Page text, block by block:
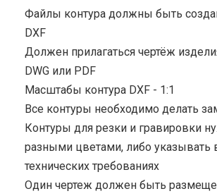
Файлы контура должны быть
DXF
Должен прилагаться чертёж
DWG или PDF
Масштабы контура DXF - 1:1
Все контуры необходимо делать
Контуры для резки и гравировки
разными цветами, либо указывать
технических требованиях
Один чертеж должен быть